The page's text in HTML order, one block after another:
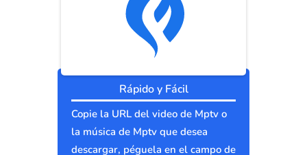
Rápido y Fácil
Copie la URL del video de Mptv o
la música de Mptv que desea
descargar, péguela en el campo de